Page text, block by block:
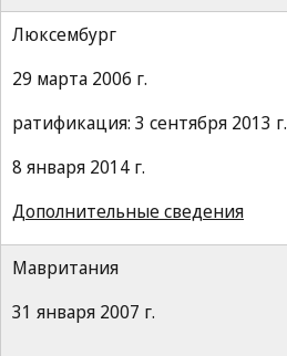
Люксембург
29 марта 2006 г.
ратификация: 3 сентября 2013 г.
8 января 2014 г.
Дополнительные сведения
Мавритания
31 января 2007 г.